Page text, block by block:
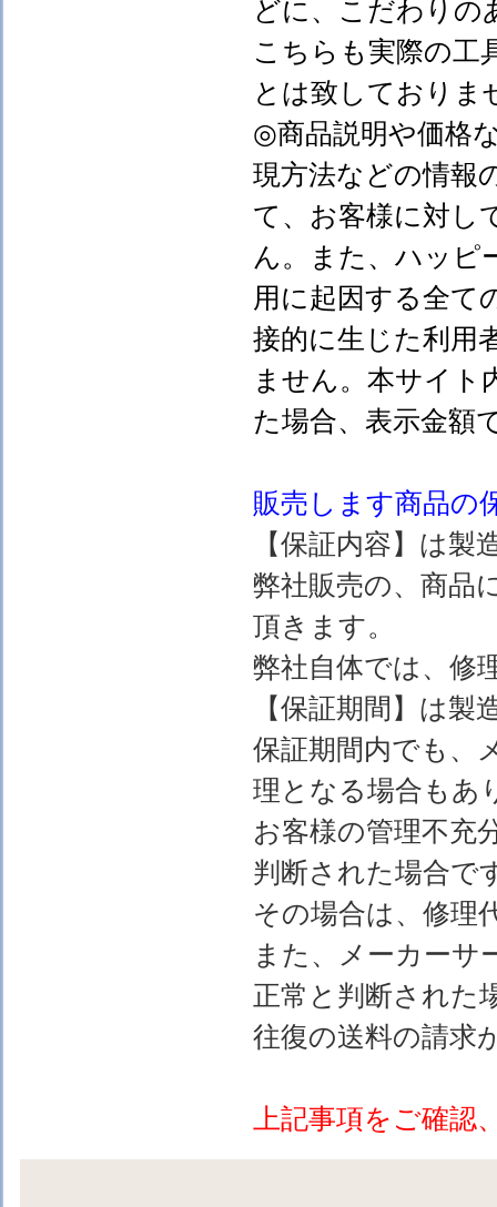
どに、こだわりの
こちらも実際の工
とは致しておりま
◎商品説明や価格
現方法などの情報
て、お客様に対し
ん。また、ハッピ
用に起因する全て
接的に生じた利用
ません。本サイト
た場合、表示金
販売します商品の
【保証内容】は
弊社販売の、商品
頂きます。
弊社自体では、修
【保証期間】は
保証期間内でも、
理となる場合もあ
お客様の管理不充
判断された場合で
その場合は、修理
また、メーカーサ
正常と判断された
往復の送料の請求
上記事項をご確